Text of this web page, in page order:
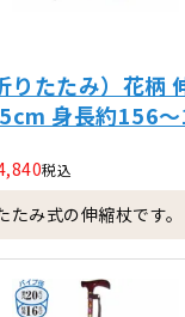
りたたみ）花柄
身長約156
税込
み式の伸縮杖です。